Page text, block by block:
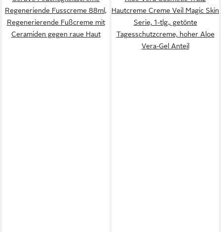
Regeneriende Fusscreme 88ml,
Regenerierende Fußcreme mit
Ceramiden gegen raue Haut
Hautcreme Creme Veil Magic Skin
Serie, 1-tlg., getönte
Tagesschutzcreme, hoher Aloe
Vera-Gel Anteil